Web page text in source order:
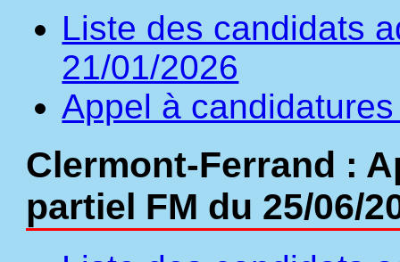
Liste des candidats
21/01/2026
Appel à
Clermont-Ferrand :
partiel FM du 25/06/